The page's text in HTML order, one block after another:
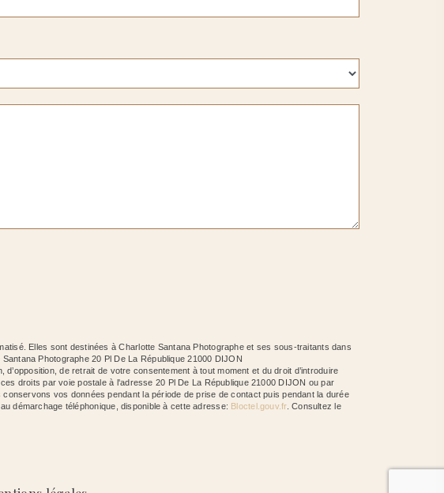
Elles sont destinées à Charlotte Santana Photographe et ses sous-traitants dans
Photographe 20 Pl De La République 21000 DIJON
de retrait de votre consentement à tout moment et du droit d’introduire
droits par voie postale à l'adresse 20 Pl De La République 21000 DIJON ou par
vos données pendant la période de prise de contact puis pendant la durée
démarchage téléphonique, disponible à cette adresse:
Bloctel.gouv.fr. Consultez le